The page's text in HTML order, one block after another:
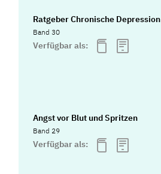
Ratgeber Chronische Depression
Band 30
Verfügbar als:
Angst vor Blut und Spritzen
Band 29
Verfügbar als: